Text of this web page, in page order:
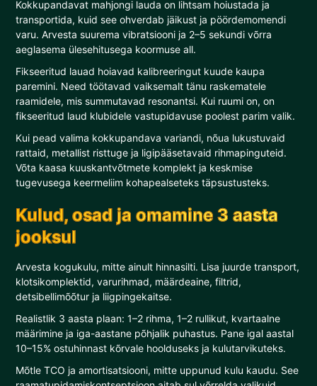
Kokkupandavat mahjongi lauda on lihtsam hoiustada ja
transportida, kuid see ohverdab jäikust ja pöördemomendi
varu. Arvesta suurema vibratsiooni ja 2–5 sekundi võrra
aeglasema ülesehitusega koormuse all.
Fikseeritud lauad hoiavad kalibreeringut kuude kaupa
paremini. Need töötavad vaiksemalt tänu raskematele
raamidele, mis summutavad resonantsi. Kui ruumi on, on
fikseeritud laud klubidele vastupidavuse poolest parim valik.
Kui pead valima kokkupandava variandi, nõua lukustuvaid
rattaid, metallist risttuge ja ligipääsetavaid rihmapinguteid.
Võta kaasa kuuskantvõtmete komplekt ja keskmise
tugevusega keermeliim kohapealseteks täpsustusteks.
Kulud, osad ja omamine 3 aasta
jooksul
Arvesta kogukulu, mitte ainult hinnasilti. Lisa juurde transport,
klotsikomplektid, varurihmad, määrdeaine, filtrid,
detsibellimõõtur ja liigpingekaitse.
Realistlik 3 aasta plaan: 1–2 rihma, 1–2 rullikut, kvartaalne
määrimine ja iga-aastane põhjalik puhastus. Pane igal aastal
10–15% ostuhinnast kõrvale hoolduseks ja kulutarvikuteks.
Mõtle TCO ja amortisatsiooni, mitte uppunud kulu kaudu. See